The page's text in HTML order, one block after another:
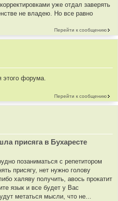
уже отдал заверять
не владею. Но все равно
Перейти к сообщению
этого форума.
Перейти к сообщению
присяга в Бухаресте
позаниматься с репетитором
присягу, нет нужно голову
халяву получить, авось прокатит
язык и все будет у Вас
метаться мысли, что не...